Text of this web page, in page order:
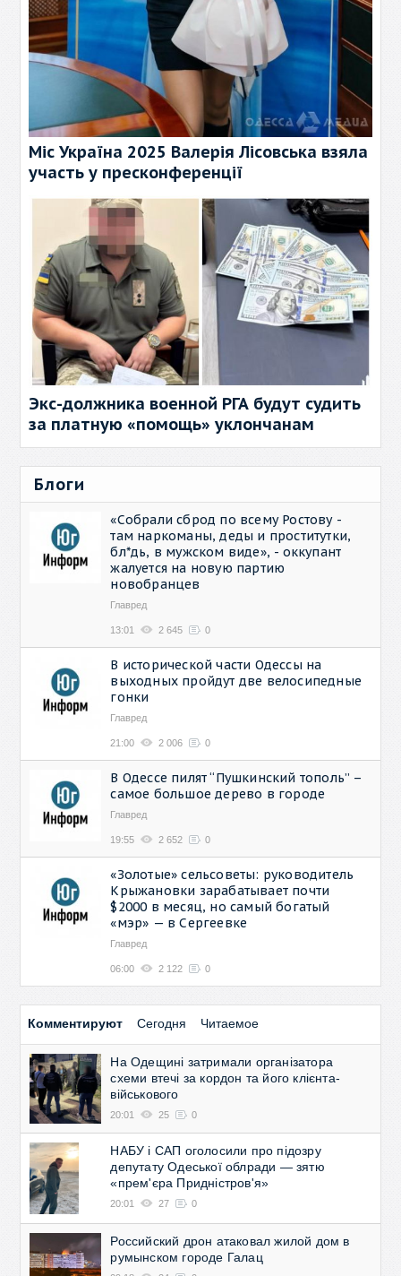
Міс Україна 2025 Валерія Лісовська взяла
участь у пресконференції
Экс-должника военной РГА будут судить
за платную «помощь» уклончанам
Блоги
«Собрали сброд по всему Ростову -
там наркоманы, деды и проститутки,
бл*дь, в мужском виде», - оккупант
жалуется на новую партию
новобранцев
Главред
13:01 2 645 0
В исторической части Одессы на
выходных пройдут две велосипедные
гонки
Главред
21:00 2 006 0
В Одессе пилят “Пушкинский тополь” –
самое большое дерево в городе
Главред
19:55 2 652 0
«Золотые» сельсоветы: руководитель
Крыжановки зарабатывает почти
$2000 в месяц, но самый богатый
«мэр» — в Сергеевке
Главред
06:00 2 122 0
Комментируют Сегодня Читаемое
На Одещині затримали організатора
схеми втечі за кордон та його клієнта-
військового
20:01 25 0
НАБУ і САП оголосили про підозру
депутату Одеської облради — зятю
«прем'єра Придністров'я»
20:01 27 0
Российский дрон атаковал жилой дом в
румынском городе Галац